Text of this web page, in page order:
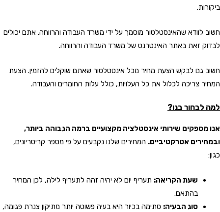
ביקורות.
חשוב לוודא שהאינסטלטור מוסמך על ידי משרד העבודה והרווחה. אתם יכולים
לבדוק זאת באתר האינטרנט של משרד העבודה והרווחה.
חשוב גם לבקש הצעת מחיר מכל אינסטלטור שאתם שוקלים להזמין. הצעת
המחיר צריכה לכלול את כל העלויות, כולל עלות החומרים והעבודה.
למה לבחור בנו?
אנו מספקים שירותי אינסטלציה מקצועיים ברמה הגבוהה ביותר,
ובמחירים אטרקטיביים. המחירים שלנו נקבעים על פי מספר קריטריונים,
כגון:
שעת הקריאה: תעריף יום לא יהיה זהה לתעריף לילה, לכן המחיר
בהתאם.
סוג הבעיה: סתימה בכיור היא בעיה פשוטה יותר מתיקון צנרת פגומה,